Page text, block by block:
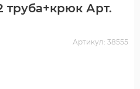
труба+крюк Арт.
Артикул: 38555